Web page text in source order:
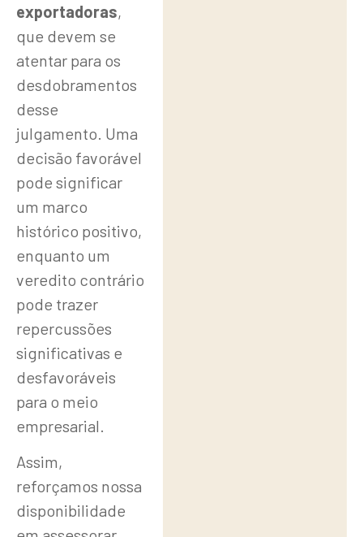
exportadoras,
que devem se
atentar para os
desdobramentos
desse
julgamento. Uma
decisão favorável
pode significar
um marco
histórico positivo,
enquanto um
veredito contrário
pode trazer
repercussões
significativas e
desfavoráveis
para o meio
empresarial.
Assim,
reforçamos nossa
disponibilidade